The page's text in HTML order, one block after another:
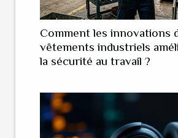
Comment les innovations
vêtements industriels
la sécurité au travail ?